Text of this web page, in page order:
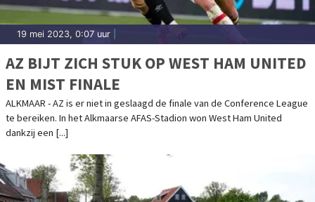
19 mei 2023, 0:07 uur
AZ BIJT ZICH STUK OP WEST HAM UNITED
EN MIST FINALE
ALKMAAR - AZ is er niet in geslaagd de finale van de Conference League
te bereiken. In het Alkmaarse AFAS-Stadion won West Ham United
dankzij een [...]